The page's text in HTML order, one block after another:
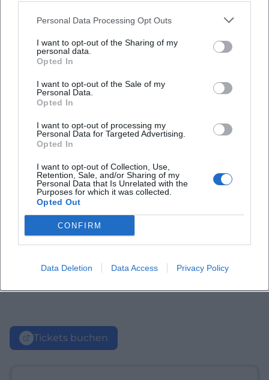
Personal Data Processing Opt Outs
I want to opt-out of the Sharing of my
personal data.
Opted In
I want to opt-out of the Sale of my
Personal Data.
Opted In
I want to opt-out of processing my
Personal Data for Targeted Advertising.
Opted In
I want to opt-out of Collection, Use,
Retention, Sale, and/or Sharing of my
Personal Data that Is Unrelated with the
Purposes for which it was collected.
Opted Out
CONFIRM
Data Deletion Data Access Privacy Policy
Tickets buchen